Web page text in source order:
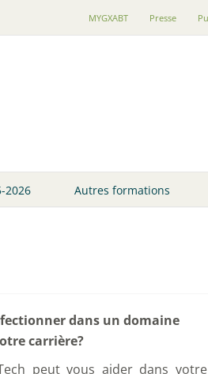
MYGXABT Presse
2026 Autres formations
dans un domaine
carrière?
peut vous aider dans votre